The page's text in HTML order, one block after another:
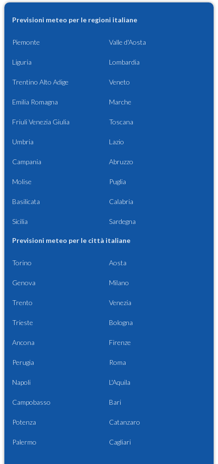
Previsioni meteo per le regioni italiane
Piemonte Valle d'Aosta
Liguria Lombardia
Trentino Alto Adige Veneto
Emilia Romagna Marche
Friuli Venezia Giulia Toscana
Umbria Lazio
Campania Abruzzo
Molise Puglia
Basilicata Calabria
Sicilia Sardegna
Previsioni meteo per le città italiane
Torino Aosta
Genova Milano
Trento Venezia
Trieste Bologna
Ancona Firenze
Perugia Roma
Napoli L'Aquila
Campobasso Bari
Potenza Catanzaro
Palermo Cagliari